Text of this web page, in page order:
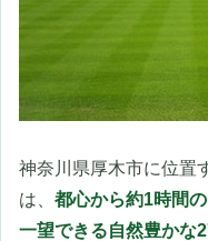
神奈川県厚木市に位置
は、 都心から約1時間
一望できる自然豊かな